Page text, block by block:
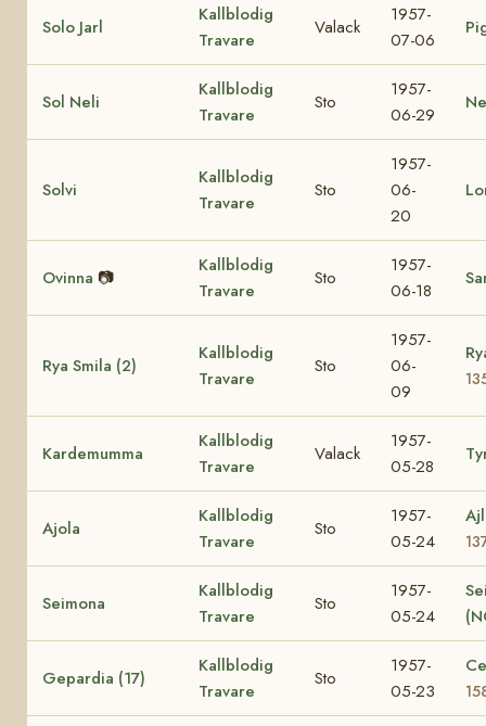
Solo Jarl
Kallblodig
Travare
Valack
1957-
07-06
Sol Neli
Kallblodig
Travare
Sto
1957-
06-29
Solvi
Kallblodig
Travare
Sto
1957-
06-
20
Ovinna 📷
Kallblodig
Travare
Sto
1957-
06-18
Rya Smila (2)
Kallblodig
Travare
Sto
1957-
06-
09
Kardemumma
Kallblodig
Travare
Valack
1957-
05-28
Ajola
Kallblodig
Travare
Sto
1957-
05-24
Seimona
Kallblodig
Travare
Sto
1957-
05-24
Gepardia (17)
Kallblodig
Travare
Sto
1957-
05-23